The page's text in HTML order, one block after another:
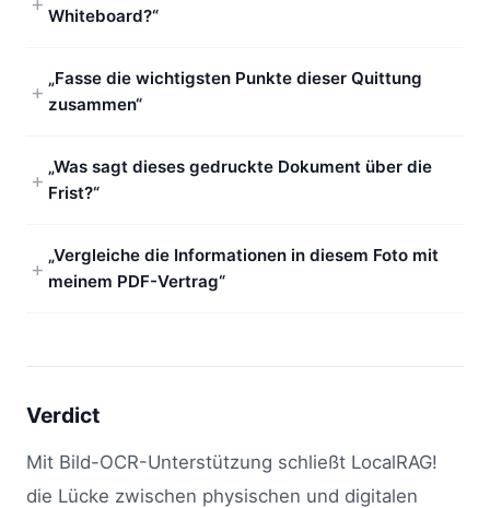
Whiteboard?“
„Fasse die wichtigsten Punkte dieser Quittung
zusammen“
„Was sagt dieses gedruckte Dokument über die
Frist?“
„Vergleiche die Informationen in diesem Foto mit
meinem PDF-Vertrag“
Verdict
Mit Bild-OCR-Unterstützung schließt LocalRAG!
die Lücke zwischen physischen und digitalen